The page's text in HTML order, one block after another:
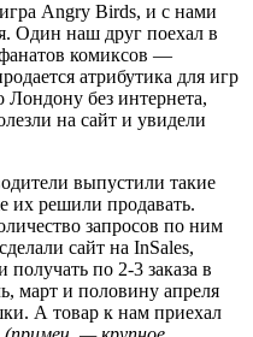
Angry Birds, и с нами
Один наш друг поехал в
комиксов —
атрибутика для игр
Лондону без интернета,
на сайт и увидели
выпустили такие
их решили продавать.
запросов по ним
сайт на InSales,
по 2-3 заказа в
март и половину апреля
А товар к нам приехал